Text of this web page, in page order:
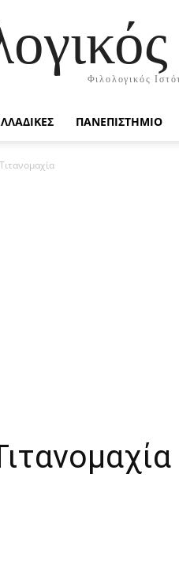
Φιλολογικός
ΠΑΝΕΠΙΣΤΗΜΙΟ